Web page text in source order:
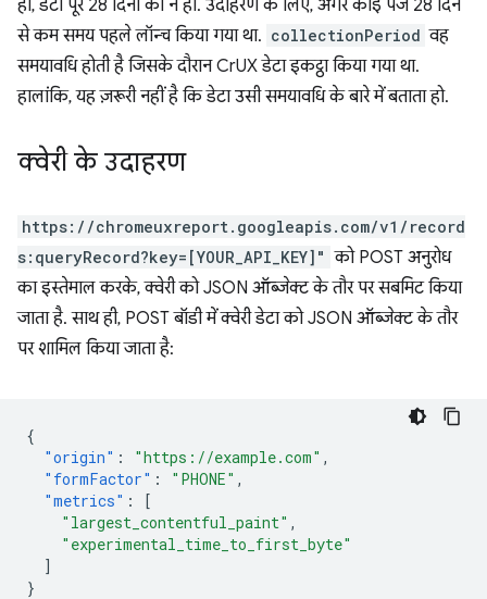
ही, डेटा पूरे 28 दिनों का न हो. उदाहरण के लिए, अगर कोई पेज 28 दिन
से कम समय पहले लॉन्च किया गया था. collectionPeriod वह
समयावधि होती है जिसके दौरान CrUX डेटा इकट्ठा किया गया था.
हालांकि, यह ज़रूरी नहीं है कि डेटा उसी समयावधि के बारे में बताता हो.
क्वेरी के उदाहरण
https://chromeuxreport.googleapis.com/v1/record
s:queryRecord?key=[YOUR_API_KEY]" को POST अनुरोध
का इस्तेमाल करके, क्वेरी को JSON ऑब्जेक्ट के तौर पर सबमिट किया
जाता है. साथ ही, POST बॉडी में क्वेरी डेटा को JSON ऑब्जेक्ट के तौर
पर शामिल किया जाता है:
{
"origin" : "https://example.com" ,
"formFactor" : "PHONE" ,
"metrics" :
[
"largest_contentful_paint" ,
"experimental_time_to_first_byte"
]
}